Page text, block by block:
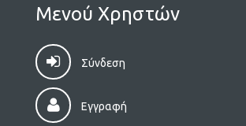
Μενού Χρηστών
Σύνδεση
Εγγραφή